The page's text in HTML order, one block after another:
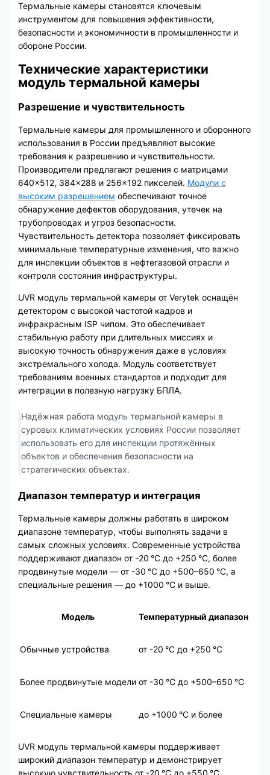
Термальные камеры становятся ключевым
инструментом для повышения эффективности,
безопасности и экономичности в промышленности и
обороне России.
Технические характеристики
модуль термальной камеры
Разрешение и чувствительность
Термальные камеры для промышленного и оборонного
использования в России предъявляют высокие
требования к разрешению и чувствительности.
Производители предлагают решения с матрицами
640×512, 384×288 и 256×192 пикселей. Модули с
высоким разрешением обеспечивают точное
обнаружение дефектов оборудования, утечек на
трубопроводах и угроз безопасности.
Чувствительность детектора позволяет фиксировать
минимальные температурные изменения, что важно
для инспекции объектов в нефтегазовой отрасли и
контроля состояния инфраструктуры.
UVR модуль термальной камеры от Verytek оснащён
детектором с высокой частотой кадров и
инфракрасным ISP чипом. Это обеспечивает
стабильную работу при длительных миссиях и
высокую точность обнаружения даже в условиях
экстремального холода. Модуль соответствует
требованиям военных стандартов и подходит для
интеграции в полезную нагрузку БПЛА.
Надёжная работа модуль термальной камеры в
суровых климатических условиях России позволяет
использовать его для инспекции протяжённых
объектов и обеспечения безопасности на
стратегических объектах.
Диапазон температур и интеграция
Термальные камеры должны работать в широком
диапазоне температур, чтобы выполнять задачи в
самых сложных условиях. Современные устройства
поддерживают диапазон от -20 °C до +250 °C, более
продвинутые модели — от -30 °C до +500–650 °C, а
специальные решения — до +1000 °C и выше.
Модель Температурный диапазон
Обычные устройства от -20 °C до +250 °C
Более продвинутые модели от -30 °C до +500–650 °C
Специальные камеры до +1000 °C и более
UVR модуль термальной камеры поддерживает
широкий диапазон температур и демонстрирует